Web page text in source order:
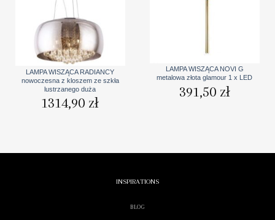
LAMPA WISZĄCA RADIANCY
nowoczesna z kloszem ze szkła
lustrzanego duża
1314,90 zł
LAMPA WISZĄCA NOVI G
metalowa złota glamour 1 x LED
391,50 zł
INSPIRATIONS
BLOG